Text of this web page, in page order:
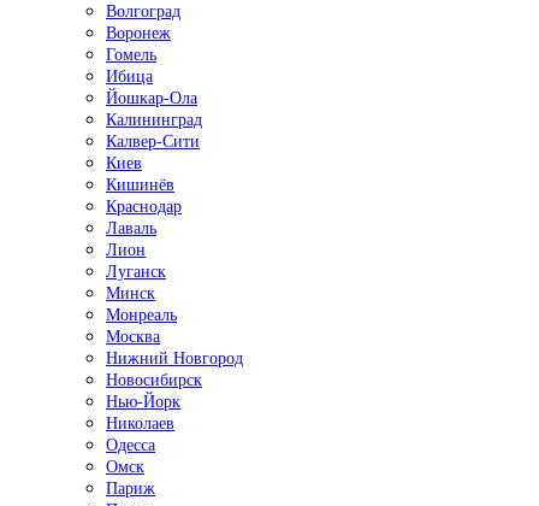
Волгоград
Воронеж
Гомель
Ибица
Йошкар-Ола
Калининград
Калвер-Сити
Киев
Кишинёв
Краснодар
Лаваль
Лион
Луганск
Минск
Монреаль
Москва
Нижний Новгород
Новосибирск
Нью-Йорк
Николаев
Одесса
Омск
Париж